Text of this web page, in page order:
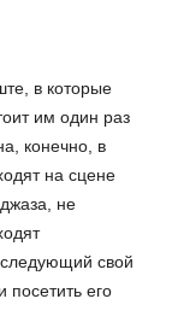
в которые
им один раз
конечно, в
на сцене
не
свой
посетить его